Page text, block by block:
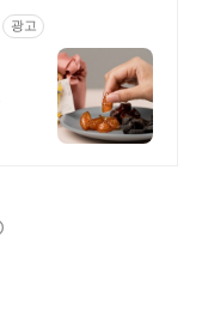
광고